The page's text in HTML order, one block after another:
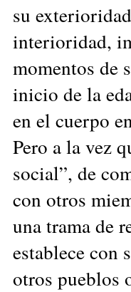
su
interioridad,
momentos
inicio de la
en el cuerpo
Pero a la vez
social”, de
con otros
una trama de
establece con
otros pueblos